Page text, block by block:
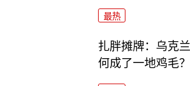
最热
扎胖摊牌：乌克
何成了一地鸡毛？